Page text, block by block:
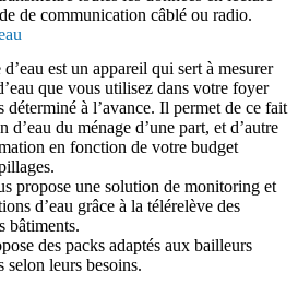
de communication câblé ou radio.
est un appareil qui sert à mesurer
que vous utilisez dans votre foyer
déterminé à l’avance. Il permet de ce fait
du ménage d’une part, et d’autre
en fonction de votre budget
propose une solution de monitoring et
d’eau grâce à la télérelève des
bâtiments.
des packs adaptés aux bailleurs
selon leurs besoins.